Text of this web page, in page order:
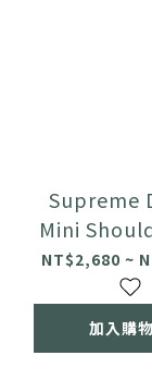
Supreme
Mini
25SS
NT$2,680 ~
加入購